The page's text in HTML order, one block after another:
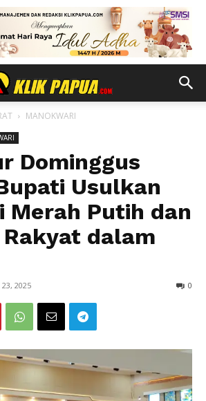
MANOKWARI
Dominggus
Usulkan
Merah Putih dan
dalam
2025 0